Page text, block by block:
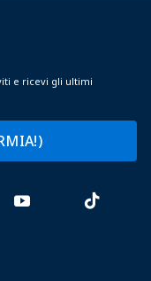
e ricevi gli ultimi